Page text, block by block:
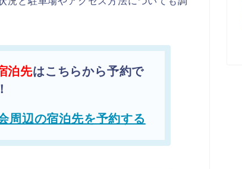
泊先はこちらから予約で
周辺の宿泊先を予約する